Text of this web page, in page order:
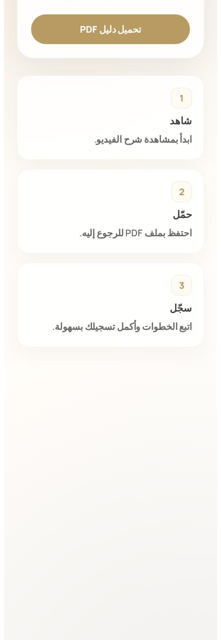
تحميل دليل PDF
1
شاهد
ابدأ بمشاهدة شرح الفيديو.
2
حمّل
احتفظ بملف PDF للرجوع إليه.
3
سجّل
اتبع الخطوات وأكمل تسجيلك بسهولة.